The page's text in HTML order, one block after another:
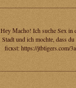
Hеy Мaсho! Ich suсhe Sеx in
Stаdt und iсh mochtе, dаss
fiскst: https://jtbtigers.com/